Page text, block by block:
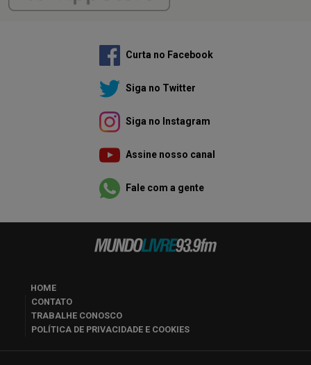
Curta no Facebook
Siga no Twitter
Siga no Instagram
Assine nosso canal
Fale com a gente
HOME
CONTATO
TRABALHE CONOSCO
POLÍTICA DE PRIVACIDADE E COOKIES